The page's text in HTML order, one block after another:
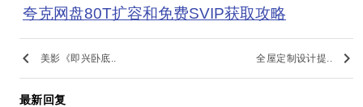
夸克网盘80T扩容和免费SVIP获取攻略
keyboard_arrow_left 美影《即兴卧底.. 全屋定制设计提.. keyboard_arrow_right
最新回复